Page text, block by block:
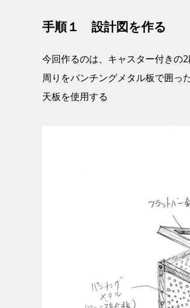
手順１ 設計図を作る
今回作るのは、キャスター付きの
周りをパンチングメタル板で囲っ
天板を使用する